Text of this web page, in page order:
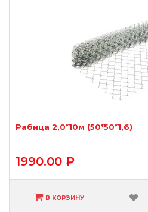
Рабица 2,0*10м (50*50*1,6)
1990.00 ₽
В КОРЗИНУ